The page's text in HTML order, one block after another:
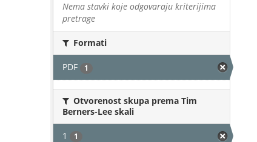
Nema stavki koje odgovaraju kriterijima
pretrage
Formati
PDF 1
Otvorenost skupa prema Tim
Berners-Lee skali
1 1